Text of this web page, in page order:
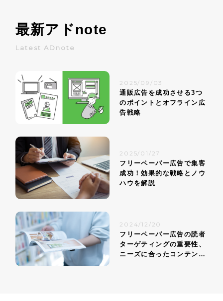
最新アドnote
Latest ADnote
2025/09/03
通販広告を成功させる3つ
のポイントとオフライン広
告戦略
2025/01/27
フリーペーパー広告で集客
成功！効果的な戦略とノウ
ハウを解説
2024/12/20
フリーペーパー広告の読者
ターゲティングの重要性、
ニーズに合ったコンテンツ